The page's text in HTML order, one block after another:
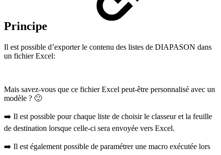
Principe
Il est possible d’exporter le contenu des listes de DIAPASON dans
un fichier Excel:
Mais savez-vous que ce fichier Excel peut-être personnalisé avec un
modèle ? 🙂
➡️ Il est possible pour chaque liste de choisir le classeur et la feuille
de destination lorsque celle-ci sera envoyée vers Excel.
➡️ Il est également possible de paramétrer une macro exécutée lors